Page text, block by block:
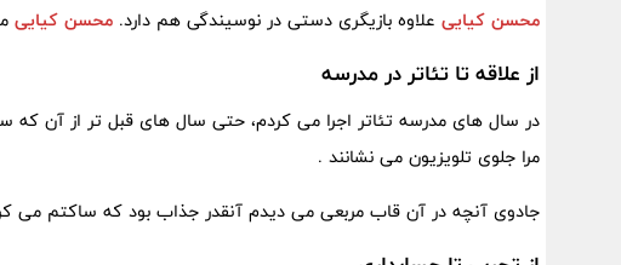
محسن کیایی علاوه بازیگری دستی در نوسیندگی هم دارد. محسن کیایی
از علاقه تا تئاتر در مدرسه
در سال های مدرسه تئاتر اجرا می کردم، حتی سال های قبل تر از آن که
مرا جلوی تلویزیون می نشانند .
جادوی آنچه در آن قاب مربعی می دیدم آنقدر جذاب بود که ساکتم می